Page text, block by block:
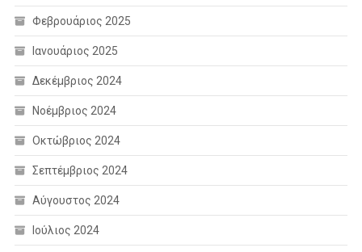
Φεβρουάριος 2025
Ιανουάριος 2025
Δεκέμβριος 2024
Νοέμβριος 2024
Οκτώβριος 2024
Σεπτέμβριος 2024
Αύγουστος 2024
Ιούλιος 2024